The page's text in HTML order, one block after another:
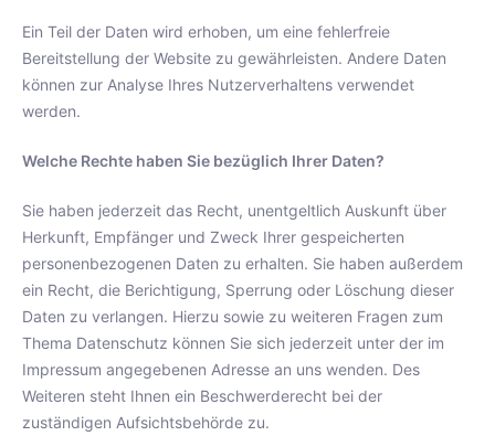
Ein Teil der Daten wird erhoben, um eine fehlerfreie
Bereitstellung der Website zu gewährleisten. Andere Daten
können zur Analyse Ihres Nutzerverhaltens verwendet
werden.
Welche Rechte haben Sie bezüglich Ihrer Daten?
Sie haben jederzeit das Recht, unentgeltlich Auskunft über
Herkunft, Empfänger und Zweck Ihrer gespeicherten
personenbezogenen Daten zu erhalten. Sie haben außerdem
ein Recht, die Berichtigung, Sperrung oder Löschung dieser
Daten zu verlangen. Hierzu sowie zu weiteren Fragen zum
Thema Datenschutz können Sie sich jederzeit unter der im
Impressum angegebenen Adresse an uns wenden. Des
Weiteren steht Ihnen ein Beschwerderecht bei der
zuständigen Aufsichtsbehörde zu.